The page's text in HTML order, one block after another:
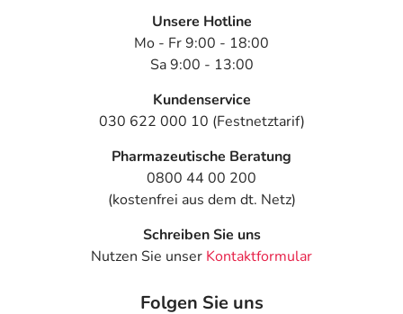
Unsere Hotline
Mo - Fr 9:00 - 18:00
Sa 9:00 - 13:00
Kundenservice
030 622 000 10 (Festnetztarif)
Pharmazeutische Beratung
0800 44 00 200
(kostenfrei aus dem dt. Netz)
Schreiben Sie uns
Nutzen Sie unser Kontaktformular
Folgen Sie uns